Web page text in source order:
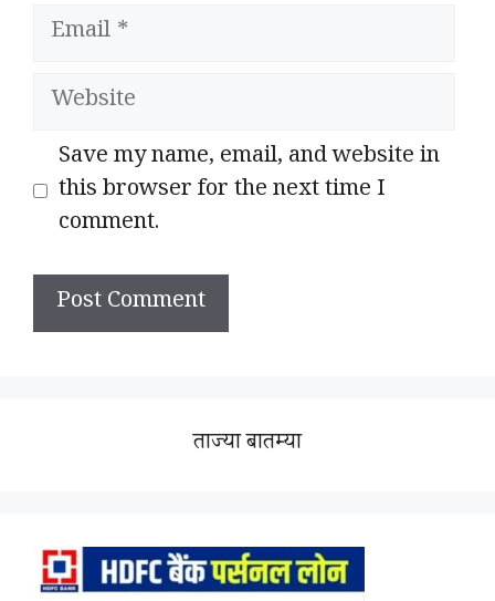
Email
Website
Save my name, email, and website in
this browser for the next time I
comment.
ताज्या बातम्या